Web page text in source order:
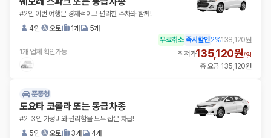
#2인 이번 여행은 경제적이고 편리한 주차와 함께!
4인
오토 1개 5개
1개 업체 확인가능
무료취소 즉시할인2%138,120원
최저가135,120원/일
총 요금 135,120원
준중형
도요타 코롤라 또는 동급차종
#2-3인 가성비와 편리함을 모두 잡은 차급!
5인
오토 3개 4개